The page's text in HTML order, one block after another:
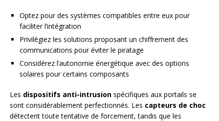
Optez pour des systèmes compatibles entre eux pour
faciliter l’intégration
Privilégiez les solutions proposant un chiffrement des
communications pour éviter le piratage
Considérez l’autonomie énergétique avec des options
solaires pour certains composants
Les dispositifs anti-intrusion spécifiques aux portails se
sont considérablement perfectionnés. Les capteurs de choc
détectent toute tentative de forcement, tandis que les